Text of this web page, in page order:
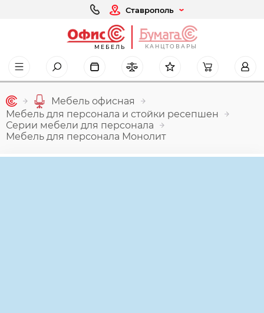
Ставрополь
МЕБЕЛЬ КАНЦТОВАРЫ
Мебель офисная
Мебель для персонала и стойки ресепшен
Серии мебели для персонала
Мебель для персонала Монолит